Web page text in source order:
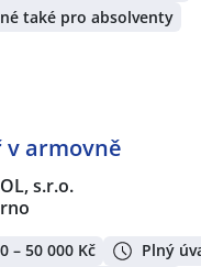
také pro absolventy
v armovně
s.r.o.
– 50 000 Kč
Plný